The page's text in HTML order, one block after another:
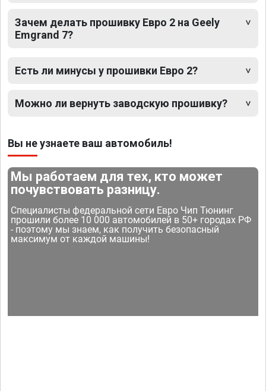
Зачем делать прошивку Евро 2 на Geely
Emgrand 7?
Есть ли минусы у прошивки Евро 2?
Можно ли вернуть заводскую прошивку?
Вы не узнаете ваш автомобиль!
Мы работаем для тех, кто может
почувствовать разницу.
Специалисты федеральной сети Евро Чип Тюнинг
прошили более 10 000 автомобилей в 50+ городах РФ
- поэтому мы знаем, как получить безопасный
максимум от каждой машины!